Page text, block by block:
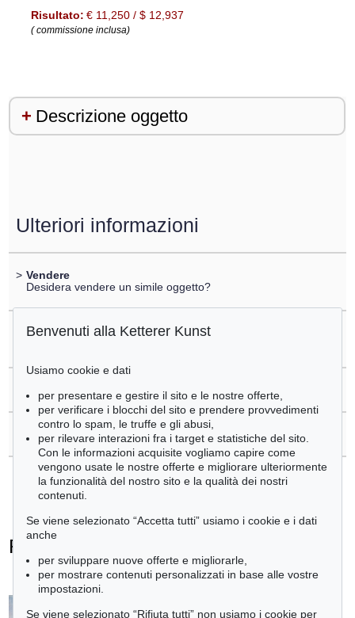
Risultato: € 11,250 / $ 12,937
( commissione inclusa)
Descrizione oggetto
Ulteriori informazioni
> Vendere
Desidera vendere un simile oggetto?
Registrare di
Contattare esperti
Franz von Lenbach - Ogetti venduti
tute le offerte
Benvenuti alla Ketterer Kunst
Usiamo cookie e dati
per presentare e gestire il sito e le nostre offerte,
per verificare i blocchi del sito e prendere provvedimenti
contro lo spam, le truffe e gli abusi,
per rilevare interazioni fra i target e statistiche del sito.
Con le informazioni acquisite vogliamo capire come
vengono usate le nostre offerte e migliorare ulteriormente
la funzionalità del nostro sito e la qualità dei nostri
contenuti.
Se viene selezionato “Accetta tutti” usiamo i cookie e i dati
anche
per sviluppare nuove offerte e migliorarle,
per mostrare contenuti personalizzati in base alle vostre
impostazioni.
Se viene selezionato “Rifiuta tutti” non usiamo i cookie per